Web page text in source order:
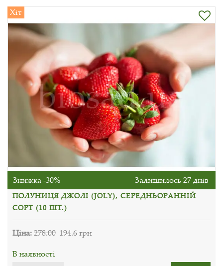
Хіт
Знижка -30% Залишилось 27 днів
ПОЛУНИЦЯ ДЖОЛІ (JOLY), СЕРЕДНЬОРАННІЙ
СОРТ (10 ШТ.)
Ціна:278.00 194.6 грн
В наявності